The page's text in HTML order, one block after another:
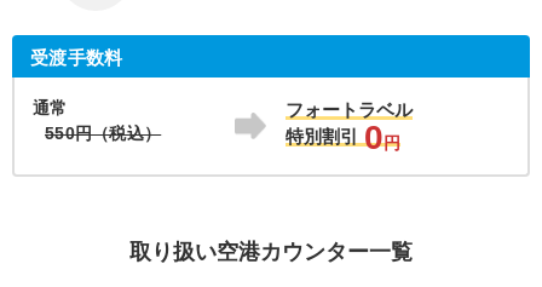
受渡手数料
通常
550円（税込）
フォートラベル
特別割引
0円
取り扱い空港カウンター一覧